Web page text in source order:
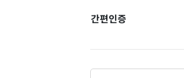
간편인증